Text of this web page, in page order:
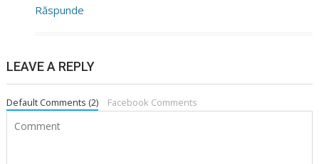
Răspunde
LEAVE A REPLY
Default Comments (2) Facebook Comments